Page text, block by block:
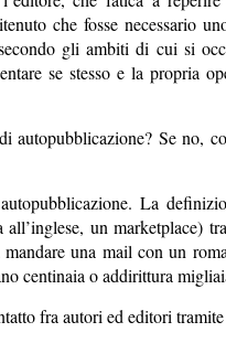
che fosse necessario
gli ambiti di cui si
se stesso e la propria
autopubblicazione? Se no,
La
un marketplace)
mandare una mail con un
centinaia o addirittura
fra autori ed editori